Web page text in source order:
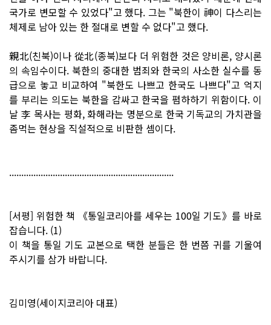
국가로 변모할 수 있었다"고 했다. 그는 "북한이 神이 다스리는
체제로 남아 있는 한 절대로 변할 수 없다"고 했다.
親北(친북)이나 從北(종북)보다 더 위험한 것은 양비론, 양시론
의 속임수이다. 북한의 중대한 범죄와 한국의 사소한 실수를 동
급으로 놓고 비교하여 "북한도 나쁘고 한국도 나쁘다"고 억지
를 부리는 의도는 북한을 감싸고 한국을 폄하하기 위함이다. 이
날 李 목사는 평화, 화해라는 명분으로 한국 기독교의 가치관을
좀먹는 현상을 직설적으로 비판한 셈이다.
....................................................................
[서평] 위험한 책 《통일코리아를 세우는 100일 기도》를 바로
잡습니다. (1)
이 책을 통일 기도 교본으로 택한 분들은 한 번쯤 귀를 기울여
주시기를 삼가 바랍니다.
김미영(세이지코리아 대표)